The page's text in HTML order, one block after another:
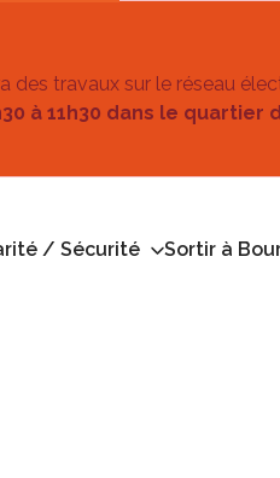
des travaux sur le réseau
à 11h30 dans le quartier
/ Sécurité
Sortir à